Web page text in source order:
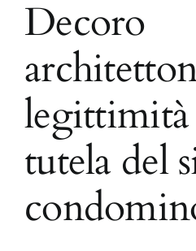
Decoro
legittimità
tutela del